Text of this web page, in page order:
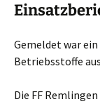
Gemeldet war
Betriebsstoffe
Die FF